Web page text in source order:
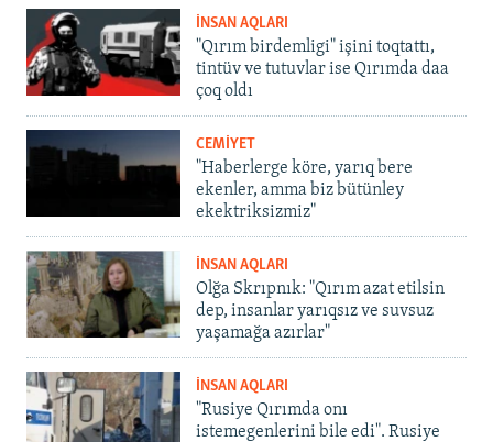
İNSAN AQLARI
"Qırım birdemligi" işini toqtattı,
tintüv ve tutuvlar ise Qırımda daa
çoq oldı
CEMİYET
"Haberlerge köre, yarıq bere
ekenler, amma biz bütünley
ekektriksizmiz"
İNSAN AQLARI
Olğa Skrıpnık: "Qırım azat etilsin
dep, insanlar yarıqsız ve suvsuz
yaşamağa azırlar"
İNSAN AQLARI
"Rusiye Qırımda onı
istemegenlerini bile edi". Rusiye